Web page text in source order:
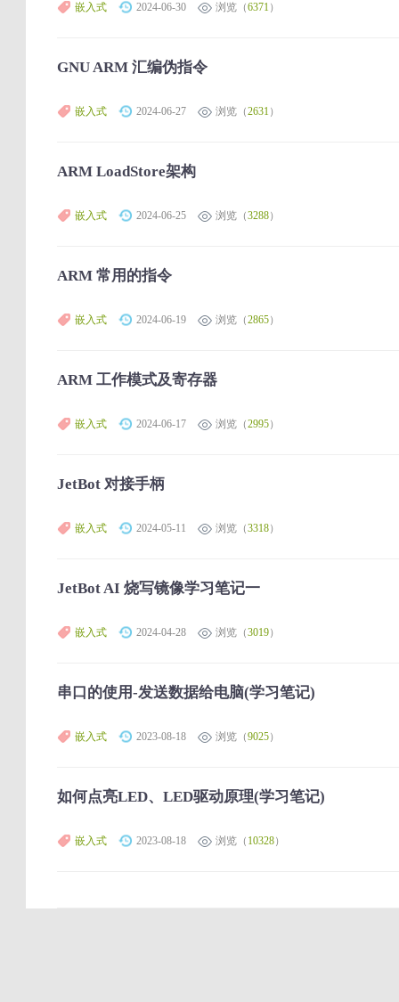
嵌入式 2024-06-30 浏览（6371）
GNU ARM 汇编伪指令
嵌入式 2024-06-27 浏览（2631）
ARM LoadStore架构
嵌入式 2024-06-25 浏览（3288）
ARM 常用的指令
嵌入式 2024-06-19 浏览（2865）
ARM 工作模式及寄存器
嵌入式 2024-06-17 浏览（2995）
JetBot 对接手柄
嵌入式 2024-05-11 浏览（3318）
JetBot AI 烧写镜像学习笔记一
嵌入式 2024-04-28 浏览（3019）
串口的使用-发送数据给电脑(学习笔记)
嵌入式 2023-08-18 浏览（9025）
如何点亮LED、LED驱动原理(学习笔记)
嵌入式 2023-08-18 浏览（ 10328）